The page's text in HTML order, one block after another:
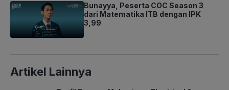
Bunayya, Peserta COC Season 3
dari Matematika ITB dengan IPK
3,99
Artikel Lainnya